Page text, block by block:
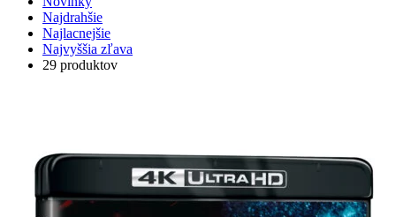
Najdrahšie
Najlacnejšie
Najvyššia zľava
29 produktov